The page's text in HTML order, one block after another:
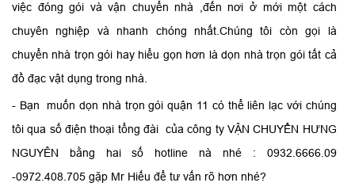
việc đóng gói và vận chuyển nhà ,đến nơi ở mới một cách
chuyên nghiệp và nhanh chóng nhất.Chúng tôi còn gọi là
chuyển nhà trọn gói hay hiểu gọn hơn là dọn nhà trọn gói tất cả
đồ đạc vật dụng trong nhà.
- Bạn muốn dọn nhà trọn gói quận 11 có thể liên lạc với chúng
tôi qua số điện thoại tổng đài của công ty VẬN CHUYỂN HƯNG
NGUYÊN bằng hai số hotline nà nhé : 0932.6666.09
-0972.408.705 gặp Mr Hiếu để tư vấn rõ hơn nhé?